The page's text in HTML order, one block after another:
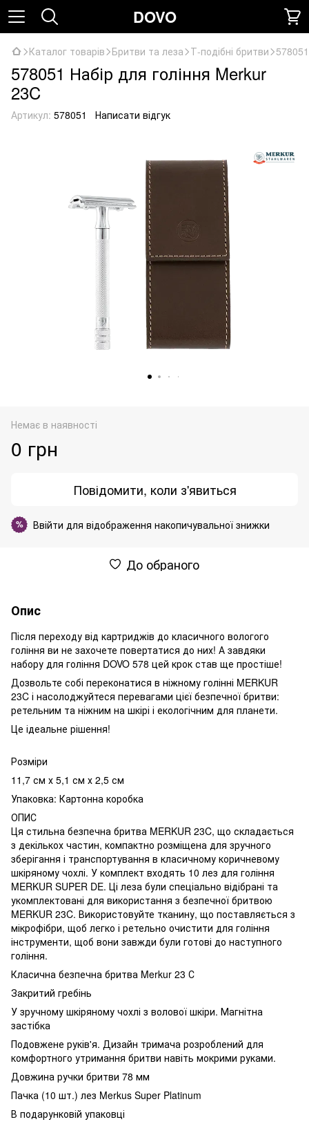
DOVO
Каталог товарів Бритви та леза Т-подібні бритви
578051 Набір для гоління Merkur
23C
Артикул: 578051 Написати відгук
Немає в наявності
0 грн
Повідомити, коли з'явиться
% Ввійти для відображення накопичувальної знижки
До обраного
Опис
Після переходу від картриджів до класичного вологого
гоління ви не захочете повертатися до них! А завдяки
набору для гоління DOVO 578 цей крок став ще простіше!
Дозвольте собі переконатися в ніжному голінні MERKUR
23C і насолоджуйтеся перевагами цієї безпечної бритви:
ретельним та ніжним на шкірі і екологічним для планети.
Це ідеальне рішення!
Розміри
11,7 см х 5,1 см х 2,5 см
Упаковка: Картонна коробка
ОПИС
Ця стильна безпечна бритва MERKUR 23C, що складається
з декількох частин, компактно розміщена для зручного
зберігання і транспортування в класичному коричневому
шкіряному чохлі. У комплект входять 10 лез для гоління
MERKUR SUPER DE. Ці леза були спеціально відібрані та
укомплектовані для використання з безпечної бритвою
MERKUR 23C. Використовуйте тканину, що поставляється з
мікрофібри, щоб легко і ретельно очистити для гоління
інструменти, щоб вони завжди були готові до наступного
гоління.
Класична безпечна бритва Merkur 23 С
Закритий гребінь
У зручному шкіряному чохлі з волової шкіри. Магнітна
застібка
Подовжене руків'я. Дизайн тримача розроблений для
комфортного утримання бритви навіть мокрими руками.
Довжина ручки бритви 78 мм
Пачка (10 шт.) лез Merkus Super Platinum
В подарунковій упаковці